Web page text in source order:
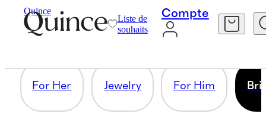
Quince
Liste de
souhaits
Compte
BRIDESMAID GIFTS
8 articles
For Her Jewelry For Him